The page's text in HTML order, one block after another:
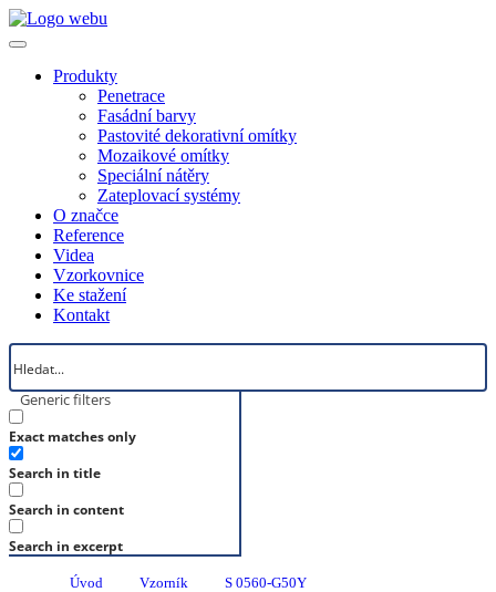
Produkty
Penetrace
Fasádní barvy
Pastovité dekorativní omítky
Mozaikové omítky
Speciální nátěry
Zateplovací systémy
O značce
Reference
Videa
Vzorkovnice
Ke stažení
Kontakt
Generic filters
Exact matches only
Search in title
Search in content
Search in excerpt
Úvod Vzorník S 0560-G50Y